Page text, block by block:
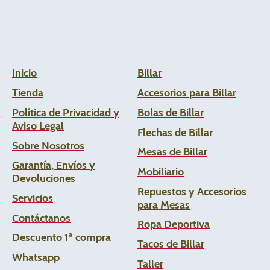
Inicio
Tienda
Política de Privacidad y
Aviso Legal
Sobre Nosotros
Garantía, Envíos y
Devoluciones
Servicios
Contáctanos
Descuento 1ª compra
Whatsapp
Billar
Accesorios para Billar
Bolas de Billar
Flechas de Billar
Mesas de Billar
Mobiliario
Repuestos y Accesorios
para Mesas
Ropa Deportiva
Tacos de Billar
Taller